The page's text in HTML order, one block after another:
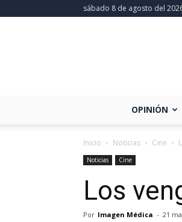
sábado 8 de agosto del
OPINIÓN
Inicio Noticias Cine
Noticias Cine
Los
Por Imagen Médica - 21